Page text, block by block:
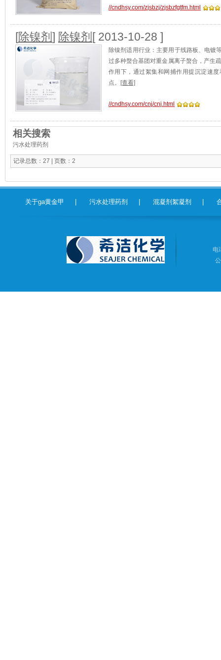
//cndhsy.com/zjsbzj/zjsbzfgtfm.html
[除镍剂 ] 除镍剂 [ 2013-10-28 ]
除镍剂适用行业：主要用于线路板、电镀
过多种螯合基团对重金属离子螯合，产生
作用下，通过絮集和网捕作用提沉淀速
点。
[查看]
//cndhsy.com/cnj/cnj.html
相关搜索
污水处理药剂
记录总数：27 | 页数：2
关于ga黄金甲 污水处理药剂 混凝剂絮凝剂
电